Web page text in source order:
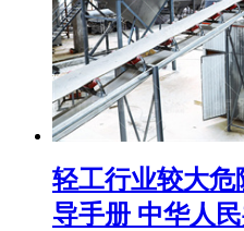
轻工行业较大
导手册 中华人